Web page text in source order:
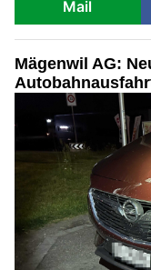
Mail
Mägenwil AG: